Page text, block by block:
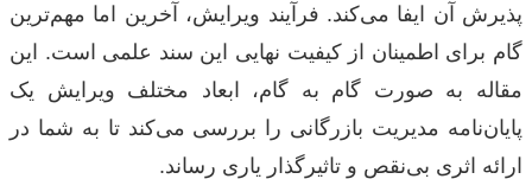
پذیرش آن ایفا می‌کند. فرآیند ویرایش، آخرین اما مهم‌ترین
گام برای اطمینان از کیفیت نهایی این سند علمی است. این
مقاله به صورت گام به گام، ابعاد مختلف ویرایش یک
پایان‌نامه مدیریت بازرگانی را بررسی می‌کند تا به شما در
ارائه اثری بی‌نقص و تاثیرگذار یاری رساند.